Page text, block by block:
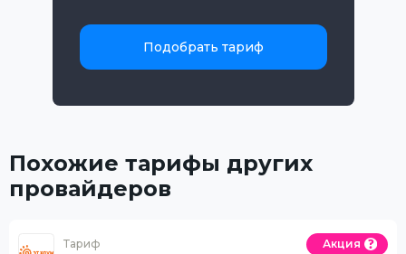
Подобрать тариф
Похожие тарифы других
провайдеров
Тариф Акция